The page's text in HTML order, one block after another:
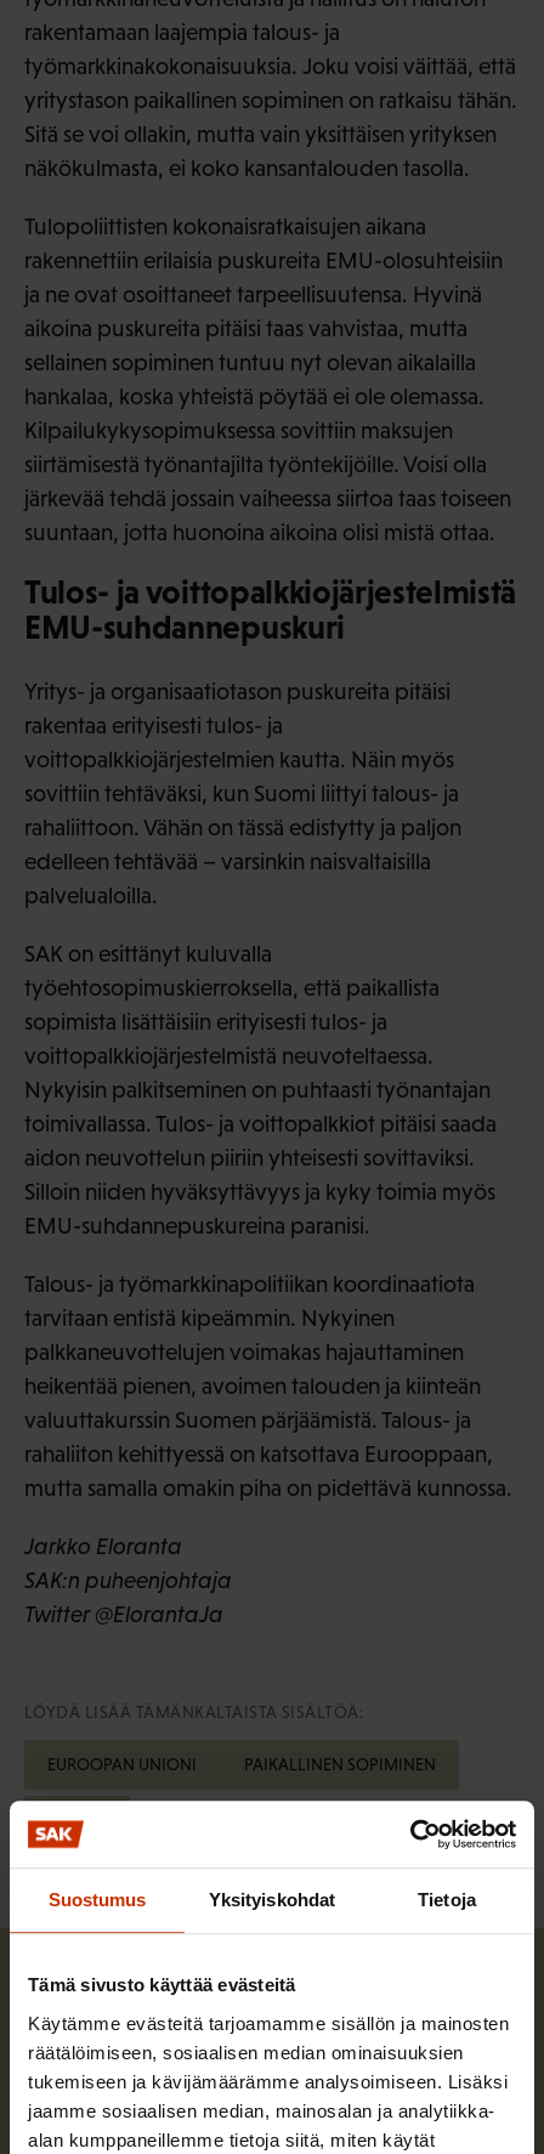
Suostumus Yksityiskohdat Tietoja
Tämä sivusto käyttää evästeitä
Käytämme evästeitä tarjoamamme sisällön ja mainosten
räätälöimiseen, sosiaalisen median ominaisuuksien
tukemiseen ja kävijämäärämme analysoimiseen. Lisäksi
jaamme sosiaalisen median, mainosalan ja analytiikka-
alan kumppaneillemme tietoja siitä, miten käytät
rakentamaan laajempia talous- ja
työmarkkinakokonaisuuksia. Joku voisi väittää, että
yritystason paikallinen sopiminen on ratkaisu tähän.
Sitä se voi ollakin, mutta vain yksittäisen yrityksen
näkökulmasta, ei koko kansantalouden tasolla.
Tulopoliittisten kokonaisratkaisujen aikana
rakennettiin erilaisia puskureita EMU-olosuhteisiin
ja ne ovat osoittaneet tarpeellisuutensa. Hyvinä
aikoina puskureita pitäisi taas vahvistaa, mutta
sellainen sopiminen tuntuu nyt olevan aikalailla
hankalaa, koska yhteistä pöytää ei ole olemassa.
Kilpailukykysopimuksessa sovittiin maksujen
siirtämisestä työnantajilta työntekijöille. Voisi olla
järkevää tehdä jossain vaiheessa siirtoa taas toiseen
suuntaan, jotta huonoina aikoina olisi mistä ottaa.
Tulos- ja voittopalkkiojärjestelmistä
EMU-suhdannepuskuri
Yritys- ja organisaatiotason puskureita pitäisi
rakentaa erityisesti tulos- ja
voittopalkkiojärjestelmien kautta. Näin myös
sovittiin tehtäväksi, kun Suomi liittyi talous- ja
rahaliittoon. Vähän on tässä edistytty ja paljon
edelleen tehtävää – varsinkin naisvaltaisilla
palvelualoilla.
SAK on esittänyt kuluvalla
työehtosopimuskierroksella, että paikallista
sopimista lisättäisiin erityisesti tulos- ja
voittopalkkiojärjestelmistä neuvoteltaessa.
Nykyisin palkitseminen on puhtaasti työnantajan
toimivallassa. Tulos- ja voittopalkkiot pitäisi saada
aidon neuvottelun piiriin yhteisesti sovittaviksi.
Silloin niiden hyväksyttävyys ja kyky toimia myös
EMU-suhdannepuskureina paranisi.
Talous- ja työmarkkinapolitiikan koordinaatiota
tarvitaan entistä kipeämmin. Nykyinen
palkkaneuvottelujen voimakas hajauttaminen
heikentää pienen, avoimen talouden ja kiinteän
valuuttakurssin Suomen pärjäämistä. Talous- ja
rahaliiton kehittyessä on katsottava Eurooppaan,
mutta samalla omakin piha on pidettävä kunnossa.
Jarkko Eloranta
SAK:n puheenjohtaja
Twitter @ElorantaJa
LÖYDÄ LISÄÄ TÄMÄNKALTAISTA SISÄLTÖÄ:
EUROOPAN UNIONI PAIKALLINEN SOPIMINEN
TALOUS